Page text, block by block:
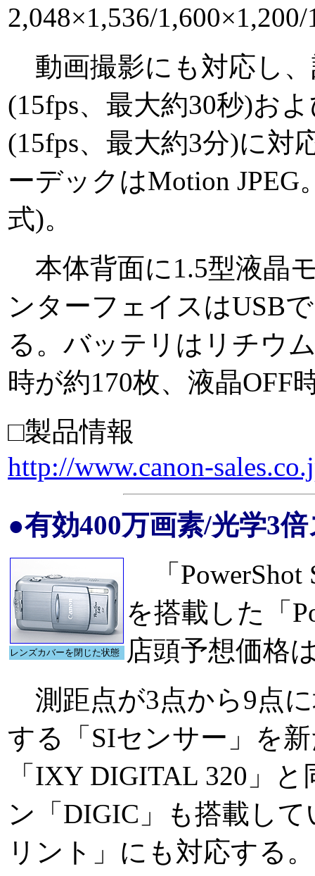
2,048×1,536/
動画撮影にも対応し、
(15fps、最大約30秒)お
(15fps、最大約3分)に対
ーデックはMotion
式)。
本体背面に1.5型液晶
ンターフェイスはUSB
る。バッテリはリチウ
時が約170枚、液晶OFF
□製品情報
http://www.canon-
●有効400万画素/光学3
レンズカバーを閉じた状態
「PowerShot
を搭載した「
店頭予想価格
測距点が3点から9点
する「SIセンサー」を
「IXY DIGITAL 320」
ン「DIGIC」も搭載し
リント」にも対応する。